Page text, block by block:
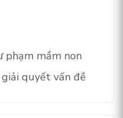
phạm mầm non
quyết vấn đề